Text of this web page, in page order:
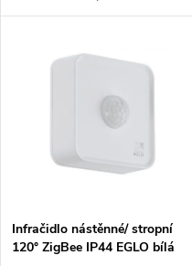
a možnost volné...
Infračidlo nástěnné/ stropní
120° ZigBee IP44 EGLO bílá